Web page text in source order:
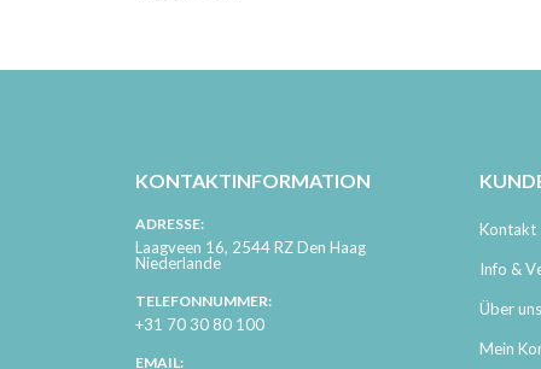
KONTAKTINFORMATION
ADRESSE:
Laagveen 16, 2544 RZ Den Haag
Niederlande
TELEFONNUMMER:
+31 70 30 80 100
EMAIL:
Kontakt
Info &
Über uns
Mein